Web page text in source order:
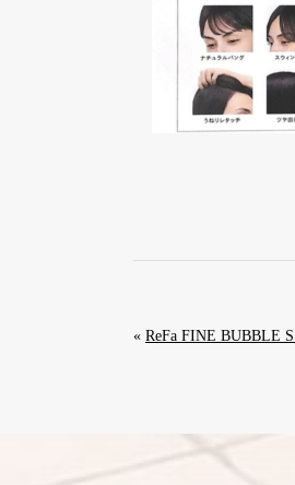
« ReFa FINE BUBBLE